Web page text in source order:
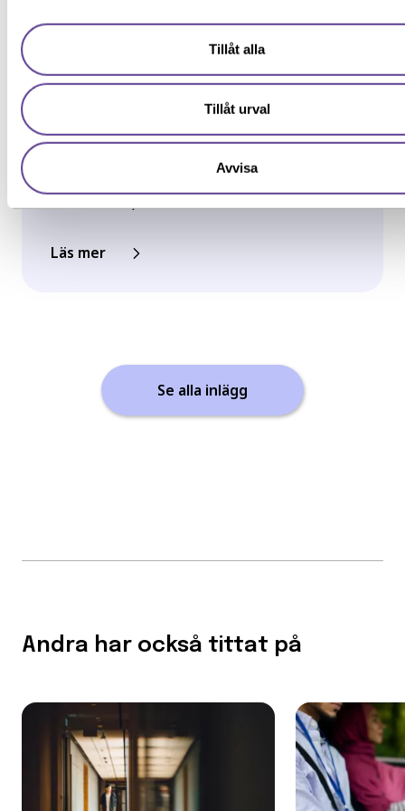
Tillåt alla
Tillåt urval
Avvisa
Inspiration, Nyhet
utbildning utifrån din erfarenhet
Har du redan erfarenhet från arbetslivet
och vill komplettera med...
Läs mer
Se alla inlägg
Andra har också tittat på
utbildningen.
uppgifter enligtsamtyckesavtaletsom jag har läst och
Samordningsnummer | Skatteverket
Särskilda förkunskaper